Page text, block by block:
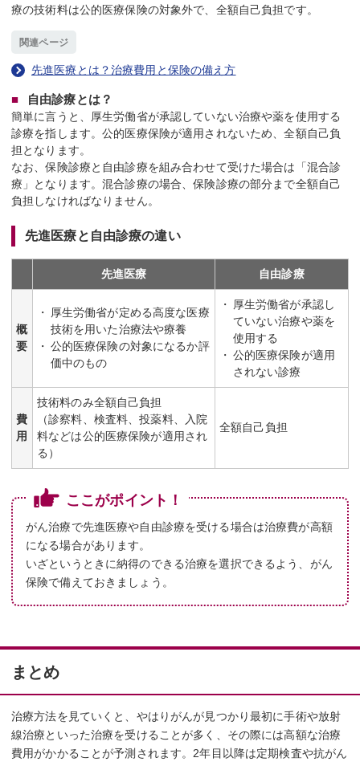
療の技術料は公的医療保険の対象外で、全額自己負担です。
関連ページ
先進医療とは？治療費用と保険の備え方
自由診療とは？
簡単に言うと、厚生労働省が承認していない治療や薬を使用する
診療を指します。公的医療保険が適用されないため、全額自己負
担となります。
なお、保険診療と自由診療を組み合わせて受けた場合は「混合診
療」となります。混合診療の場合、保険診療の部分まで全額自己
負担しなければなりません。
先進医療と自由診療の違い
先進医療 自由診療
概
要
厚生労働省が定める高度な医療
技術を用いた治療法や療養
公的医療保険の対象になるか評
価中のもの
厚生労働省が承認し
ていない治療や薬を
使用する
公的医療保険が適用
されない診療
費
用
技術料のみ全額自己負担
（診察料、検査料、投薬料、入院
料などは公的医療保険が適用され
る）
全額自己負担
ここがポイント！
がん治療で先進医療や自由診療を受ける場合は治療費が高額
になる場合があります。
いざというときに納得のできる治療を選択できるよう、がん
保険で備えておきましょう。
まとめ
治療方法を見ていくと、やはりがんが見つかり最初に手術や放射
線治療といった治療を受けることが多く、その際には高額な治療
費用がかかることが予測されます。2年目以降は定期検査や抗がん